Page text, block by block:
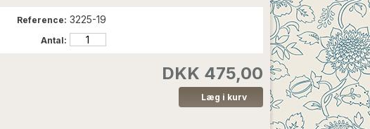
Reference: 3225-19
Antal:
DKK 475,00